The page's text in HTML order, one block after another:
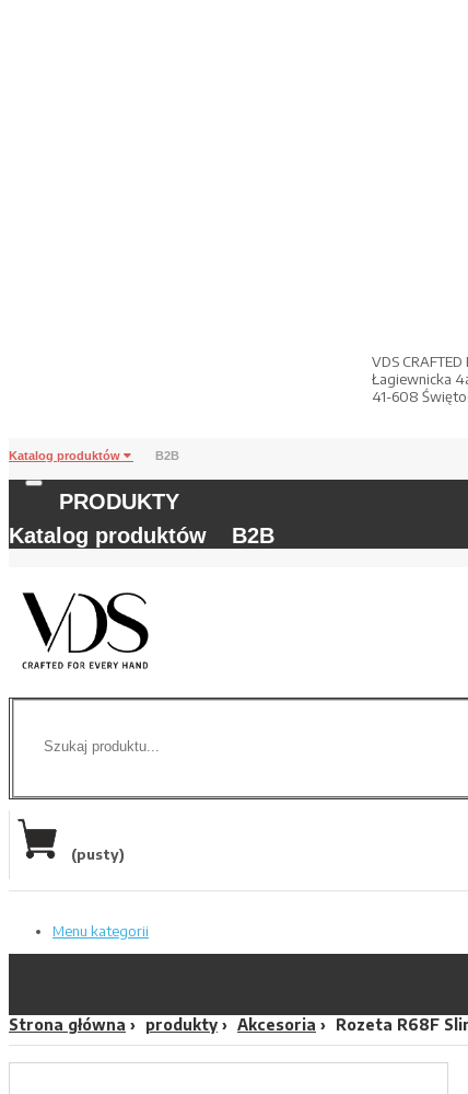
VDS CRAFTED
Łagiewnicka
41-608
Katalog produktów B2B
PRODUKTY
Katalog produktów
B2B
(pusty)
Menu kategorii
Strona główna produkty Akcesoria Rozeta R68F